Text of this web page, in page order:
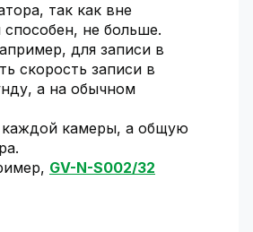
так как вне
не больше.
для записи в
скорость записи в
а на обычном
каждой камеры, а общую
GV-N-S002/32